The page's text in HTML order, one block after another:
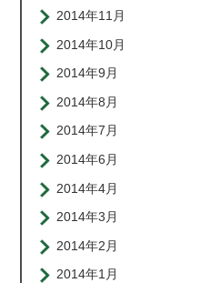
2014年11月
2014年10月
2014年9月
2014年8月
2014年7月
2014年6月
2014年4月
2014年3月
2014年2月
2014年1月